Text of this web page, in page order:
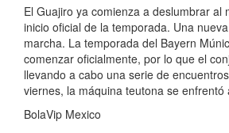
El Guajiro ya comienza a deslumbrar al
inicio oficial de la temporada. Una
marcha. La temporada del Bayern
comenzar oficialmente, por lo que el
llevando a cabo una serie de
viernes, la máquina teutona se enfrentó
BolaVip Mexico